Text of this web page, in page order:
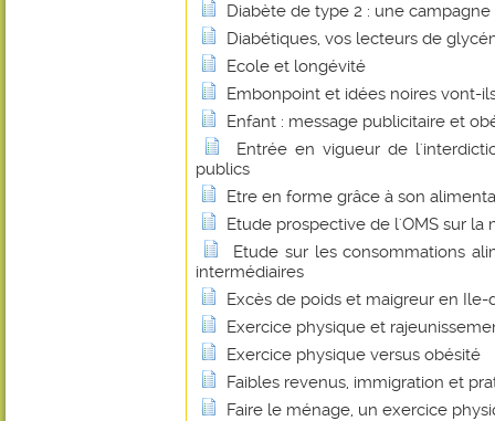
Diabète de type 2 : une
Diabétiques, vos lecteurs de
Ecole et longévité
Embonpoint et idées noires vont-
Enfant : message publicitaire et
Entrée en vigueur de
publics
Etre en forme grâce à son
Etude prospective de l'OMS sur la
Etude sur les consommations
intermédiaires
Excès de poids et maigreur en Ile-
Exercice physique et
Exercice physique versus obésité
Faibles revenus, immigration et
Faire le ménage, un exercice